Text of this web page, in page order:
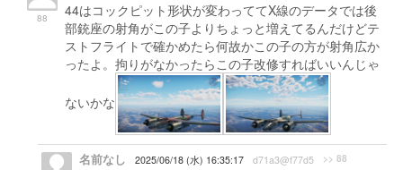
88
44はコックピット形状が変わっててX線のデータでは後
部銃座の射角がこの子よりちょっと増えてるんだけどテ
ストフライトで確かめたら何故かこの子の方が射角広か
ったよ。拘りがなかったらこの子改修すればいいんじゃ
ないかな
名前なし 2025/06/18 (水) 16:35:17 d71a3@f77d5 >> 88